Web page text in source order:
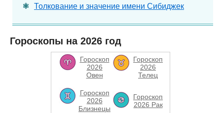
Толкование и значение имени Сибиджек
Гороскопы на 2026 год
Гороскоп
2026
Овен
Гороскоп
2026
Телец
Гороскоп
2026
Близнецы
Гороскоп
2026 Рак